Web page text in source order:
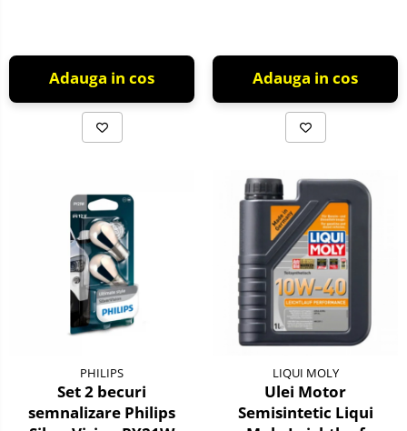
Adauga in cos Adauga in cos
PHILIPS
Set 2 becuri
semnalizare Philips
LIQUI MOLY
Ulei Motor
Semisintetic Liqui